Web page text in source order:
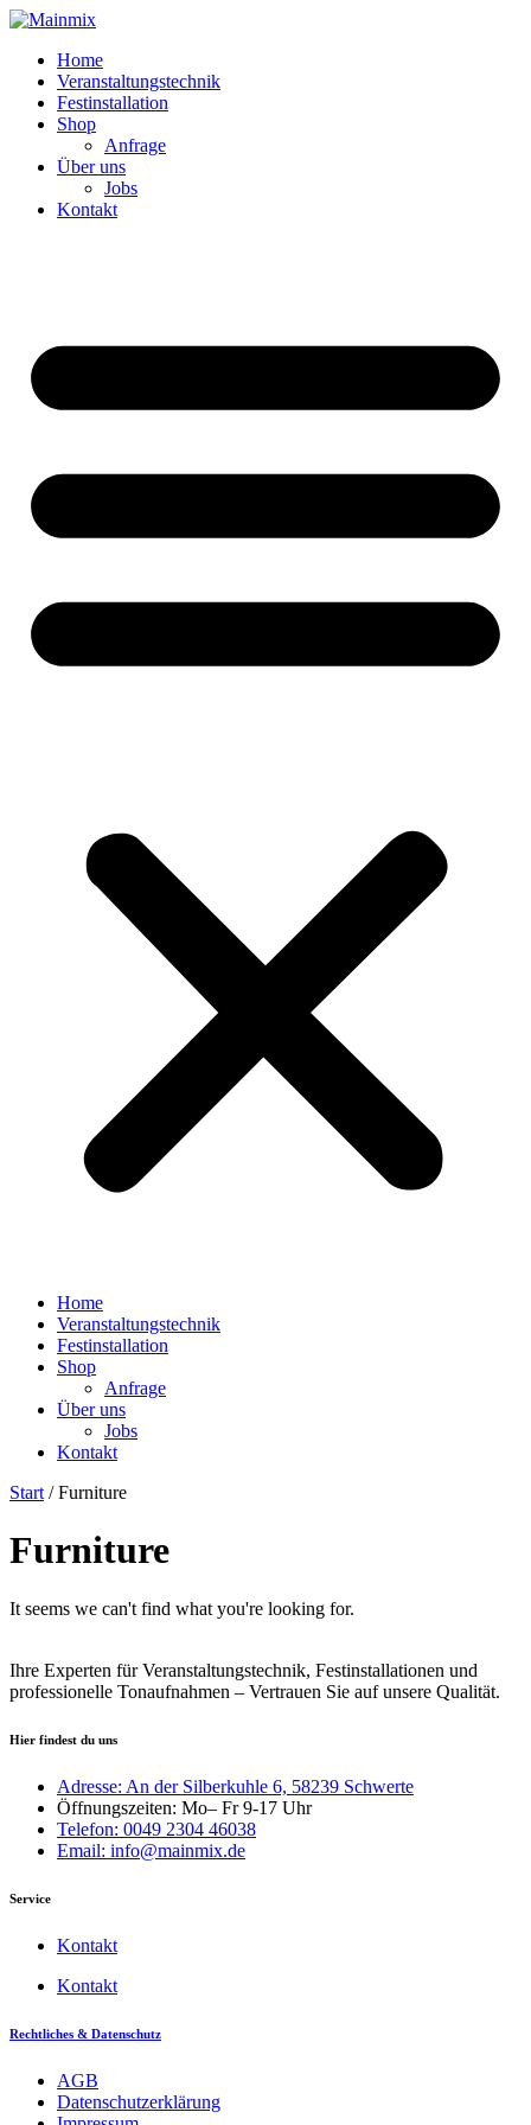
Zum
springenHome
Veranstaltungstechnik
Festinstallation
Shop
Anfrage
Über uns
Jobs
Kontakt
Home
Veranstaltungstechnik
Festinstallation
Shop
Anfrage
Über uns
Jobs
Kontakt
Start / Furniture
Furniture
It seems we can't find what you're looking for.
Ihre Experten für Veranstaltungstechnik, Festinstallationen und
professionelle Tonaufnahmen – Vertrauen Sie auf unsere Qualität.
Hier findest du uns
Adresse: An der Silberkuhle 6, 58239 Schwerte
Öffnungszeiten: Mo– Fr 9-17 Uhr
Telefon: 0049 2304 46038
Email: info@mainmix.de
Service
Kontakt
Kontakt
Rechtliches & Datenschutz
AGB
Datenschutzerklärung